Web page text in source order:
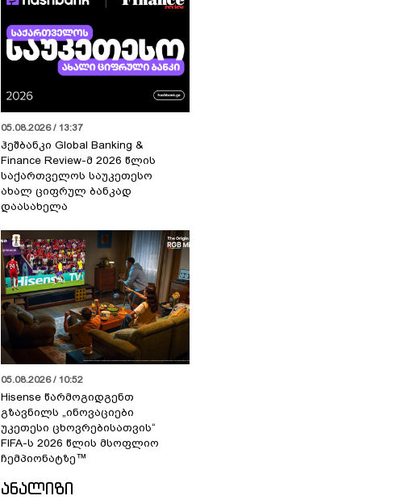
05.08.2026 / 13:37
ჰეშბანკი Global Banking &
Finance Review-მ 2026 წლის
საქართველოს საუკეთესო
ახალ ციფრულ ბანკად
დაასახელა
05.08.2026 / 10:52
Hisense წარმოგიდგენთ
გზავნილს „ინოვაციები
უკეთესი ცხოვრებისათვის“
FIFA-ს 2026 წლის მსოფლიო
ჩემპიონატზე™
ᲐᲜᲐᲚᲘᲖᲘ